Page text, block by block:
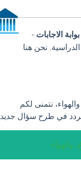
بوابة الاجابات -
نحن هنا
نتمنى لكم
في طرح سؤال جديد.
والهواء